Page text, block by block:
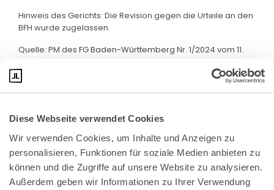
Diese Webseite verwendet Cookies
Wir verwenden Cookies, um Inhalte und Anzeigen zu
personalisieren, Funktionen für soziale Medien anbieten zu
können und die Zugriffe auf unsere Website zu analysieren.
Außerdem geben wir Informationen zu Ihrer Verwendung
Hinweis des Gerichts: Die Revision gegen die Urteile an den
BFH wurde zugelassen.
Quelle: PM des FG Baden-Württemberg Nr. 1/2024 vom 11.